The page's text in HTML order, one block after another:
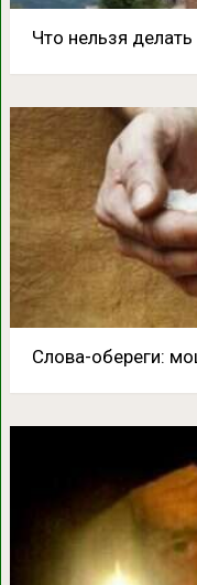
Что нельзя
Слова-обереги: